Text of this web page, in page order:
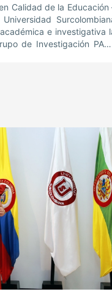
Calidad de la Educación
e investigativa
de Investigación PACA